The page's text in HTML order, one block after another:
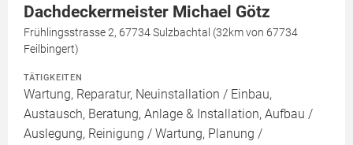
Dachdeckermeister Michael Götz
Frühlingsstrasse 2, 67734 Sulzbachtal (32km von 67734
Feilbingert)
TÄTIGKEITEN
Wartung, Reparatur, Neuinstallation / Einbau,
Austausch, Beratung, Anlage & Installation, Aufbau /
Auslegung, Reinigung / Wartung, Planung /